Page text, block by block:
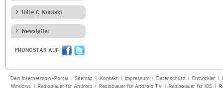
Hilfe & Kontakt
Newsletter
PHONOSTAR AUF
Dein Internetradio-Portal : Sitemap| Kontakt| Impressum| Datenschutz| Entwickler|
Windows| Radioplayer für Android| Radioplayer für Android TV| Radioplayer für iOS|